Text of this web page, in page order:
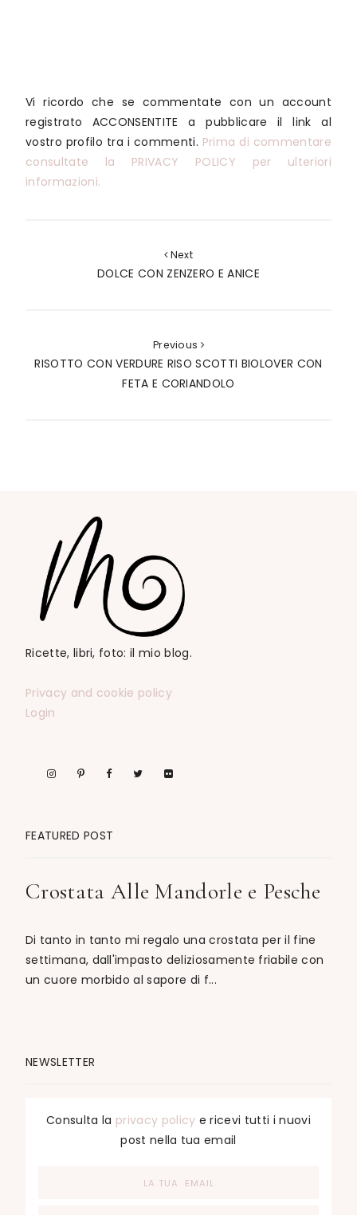
Vi ricordo che se commentate con un account
registrato ACCONSENTITE a pubblicare il link al
vostro profilo tra i commenti. Prima di commentare
consultate la PRIVACY POLICY per ulteriori
informazioni.
Next
DOLCE CON ZENZERO E ANICE
Previous
RISOTTO CON VERDURE RISO SCOTTI BIOLOVER CON
FETA E CORIANDOLO
Ricette, libri, foto: il mio blog.
Privacy and cookie policy
Login
FEATURED POST
Crostata Alle Mandorle e Pesche
Di tanto in tanto mi regalo una crostata per il fine
settimana, dall'impasto deliziosamente friabile con
un cuore morbido al sapore di f...
NEWSLETTER
Consulta la privacy policy e ricevi tutti i nuovi
post nella tua email